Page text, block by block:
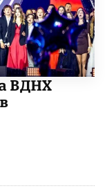
ВДНХ